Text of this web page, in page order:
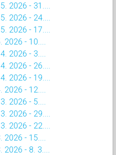
2026 - 31....
2026 - 24....
2026 - 17....
- 10....
2026 - 3....
2026 - 26....
2026 - 19....
- 12....
2026 - 5....
2026 - 29....
2026 - 22....
- 15....
- 8. 3....